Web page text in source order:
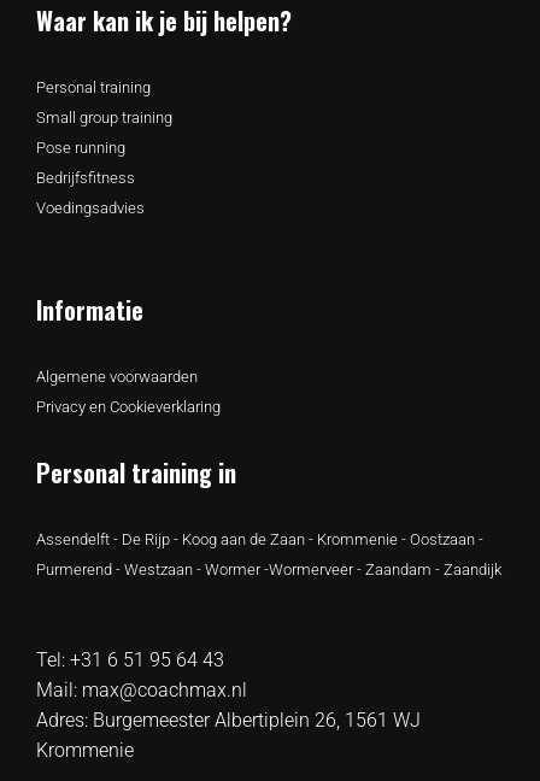
Waar kan ik je bij helpen?
Personal training
Small group training
Pose running
Bedrijfsfitness
Voedingsadvies
Informatie
Algemene voorwaarden
Privacy en Cookieverklaring
Personal training in
Assendelft - De Rijp - Koog aan de Zaan - Krommenie - Oostzaan -
Purmerend - Westzaan - Wormer-Wormerveer- Zaandam - Zaandijk
Tel: +31 6 51 95 64 43
Mail: max@coachmax.nl
Adres: Burgemeester Albertiplein 26, 1561 WJ
Krommenie